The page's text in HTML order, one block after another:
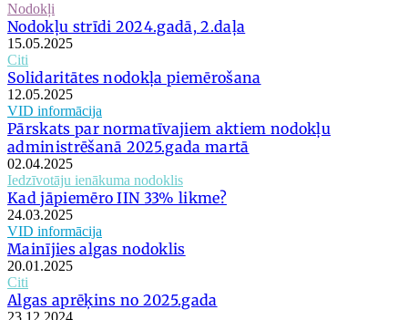
Nodokļi
Nodokļu strīdi 2024.gadā, 2.daļa
15.05.2025
Citi
Solidaritātes nodokļa piemērošana
12.05.2025
VID informācija
Pārskats par normatīvajiem aktiem nodokļu
administrēšanā 2025.gada martā
02.04.2025
Iedzīvotāju ienākuma nodoklis
Kad jāpiemēro IIN 33% likme?
24.03.2025
VID informācija
Mainījies algas nodoklis
20.01.2025
Citi
Algas aprēķins no 2025.gada